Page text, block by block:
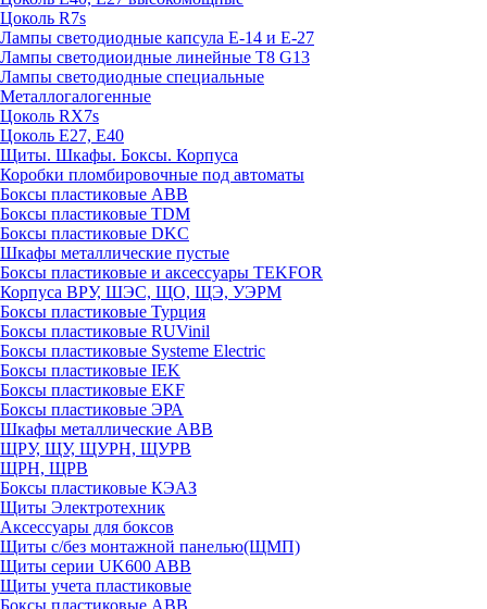
Цоколь R7s
Лампы светодиодные капсула Е-14 и Е-27
Лампы светодиоидные линейные T8 G13
Лампы светодиодные специальные
Металлогалогенные
Цоколь RX7s
Цоколь Е27, E40
Щиты. Шкафы. Боксы. Корпуса
Коробки пломбировочные под автоматы
Боксы пластиковые ABB
Боксы пластиковые TDM
Боксы пластиковые DKC
Шкафы металлические пустые
Боксы пластиковые и аксессуары TEKFOR
Корпуса ВРУ, ШЭС, ЩО, ЩЭ, УЭРМ
Боксы пластиковые Турция
Боксы пластиковые RUVinil
Боксы пластиковые Systeme Electric
Боксы пластиковые IEK
Боксы пластиковые EKF
Боксы пластиковые ЭРА
Шкафы металлические ABB
ЩРУ, ЩУ, ЩУРН, ЩУРВ
ЩРН, ЩРВ
Боксы пластиковые КЭАЗ
Щиты Электротехник
Аксессуары для боксов
Щиты с/без монтажной панелью(ЩМП)
Щиты серии UK600 ABB
Щиты учета пластиковые
Боксы пластиковые ABB